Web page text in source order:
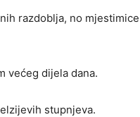
razdoblja, no mjestimice
većeg dijela dana.
stupnjeva.